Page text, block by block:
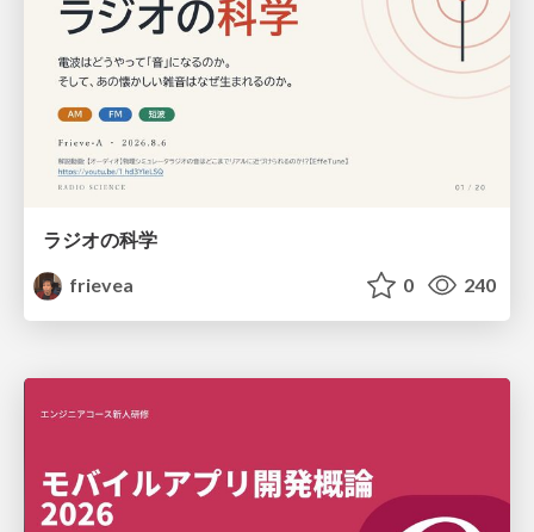
ラジオの科学
frievea
0 240